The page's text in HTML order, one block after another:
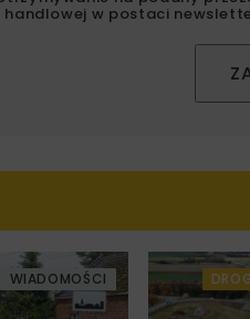
w postaci
WIADOMOŚCI